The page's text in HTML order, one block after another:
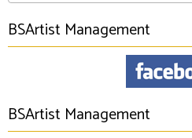
BSArtist Management
BSArtist Management